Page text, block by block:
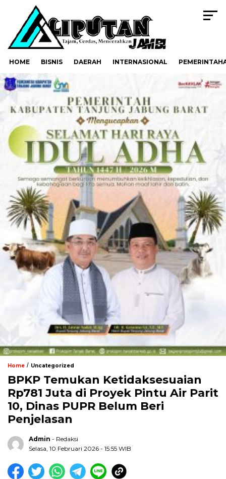
HOME BISNIS DAERAH INTERNASIONAL
Home / Uncategorized
BPKP Temukan Ketidaksesuaian
Rp781 Juta di Proyek Pintu Air Parit
10, Dinas PUPR Belum Beri
Penjelasan
Admin - Redaksi
Selasa, 10 Februari 2026 - 15:55 WIB